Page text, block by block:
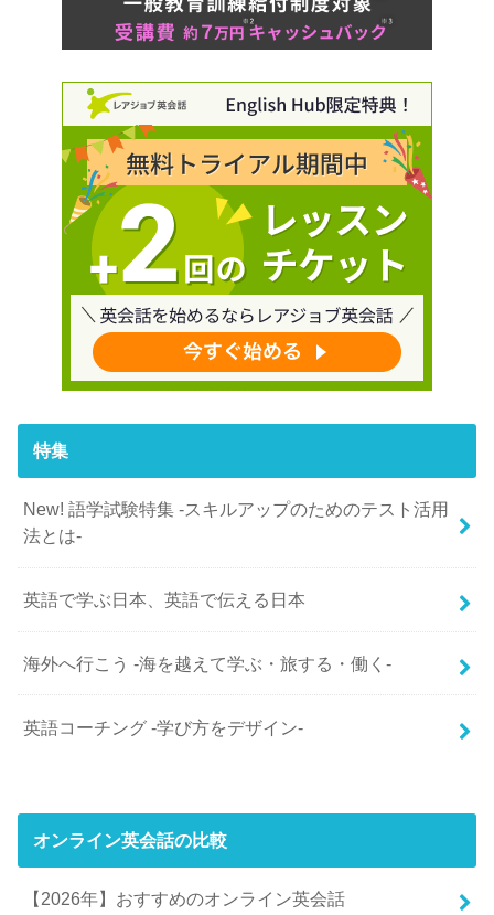
特集
New! 語学試験特集 -スキルアップのためのテスト活用
法とは-
英語で学ぶ日本、英語で伝える日本
海外へ行こう -海を越えて学ぶ・旅する・働く-
英語コーチング -学び方をデザイン-
オンライン英会話の比較
【2026年】おすすめのオンライン英会話